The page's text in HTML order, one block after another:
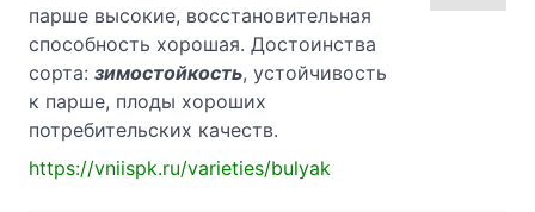
парше высокие, восстановительная
способность хорошая. Достоинства
сорта: зимостойкость, устойчивость
к парше, плоды хороших
потребительских качеств.
https://vniispk.ru/varieties/bulyak